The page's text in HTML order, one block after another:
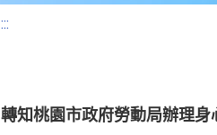
:::
轉知桃園市政府勞動局辦理